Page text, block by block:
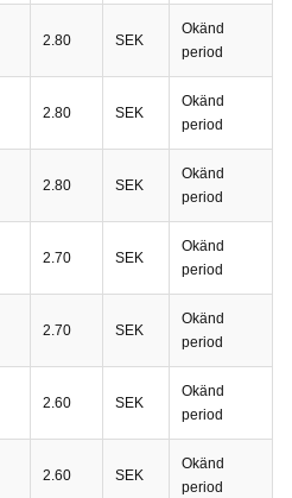
2.80 SEK
Okänd
period
2.80 SEK
Okänd
period
2.80 SEK
Okänd
period
2.70 SEK
Okänd
period
2.70 SEK
Okänd
period
2.60 SEK
Okänd
period
2.60 SEK
Okänd
period